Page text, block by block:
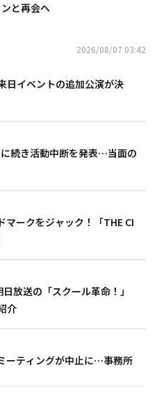
と再会へ
2026/08/07 03:42
日イベントの追加公演が決
に続き活動中断を発表…当面の
マークをジャック！「THE CI
放送の「スクール革命！」
介
ーティングが中止に…事務所